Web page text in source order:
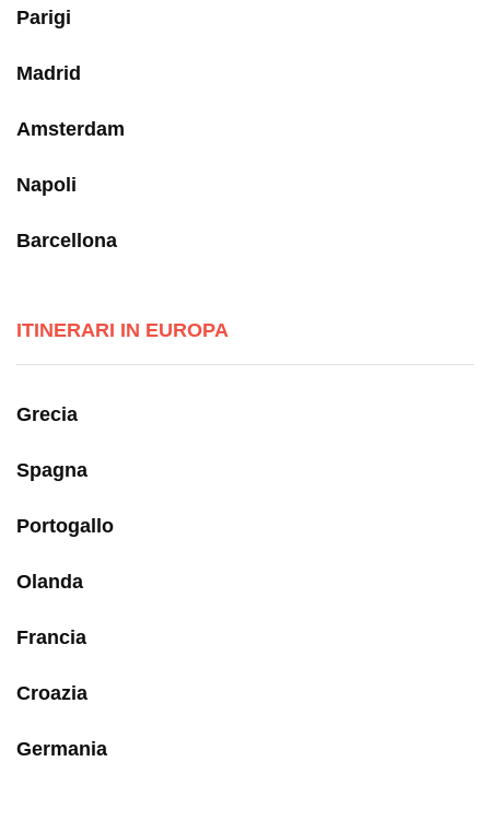
Parigi
Madrid
Amsterdam
Napoli
Barcellona
ITINERARI IN EUROPA
Grecia
Spagna
Portogallo
Olanda
Francia
Croazia
Germania